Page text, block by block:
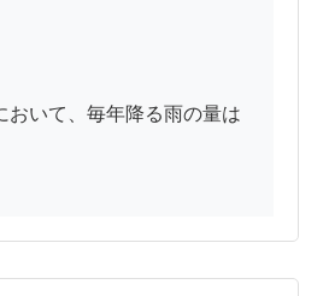
おいて、毎年降る雨の量は